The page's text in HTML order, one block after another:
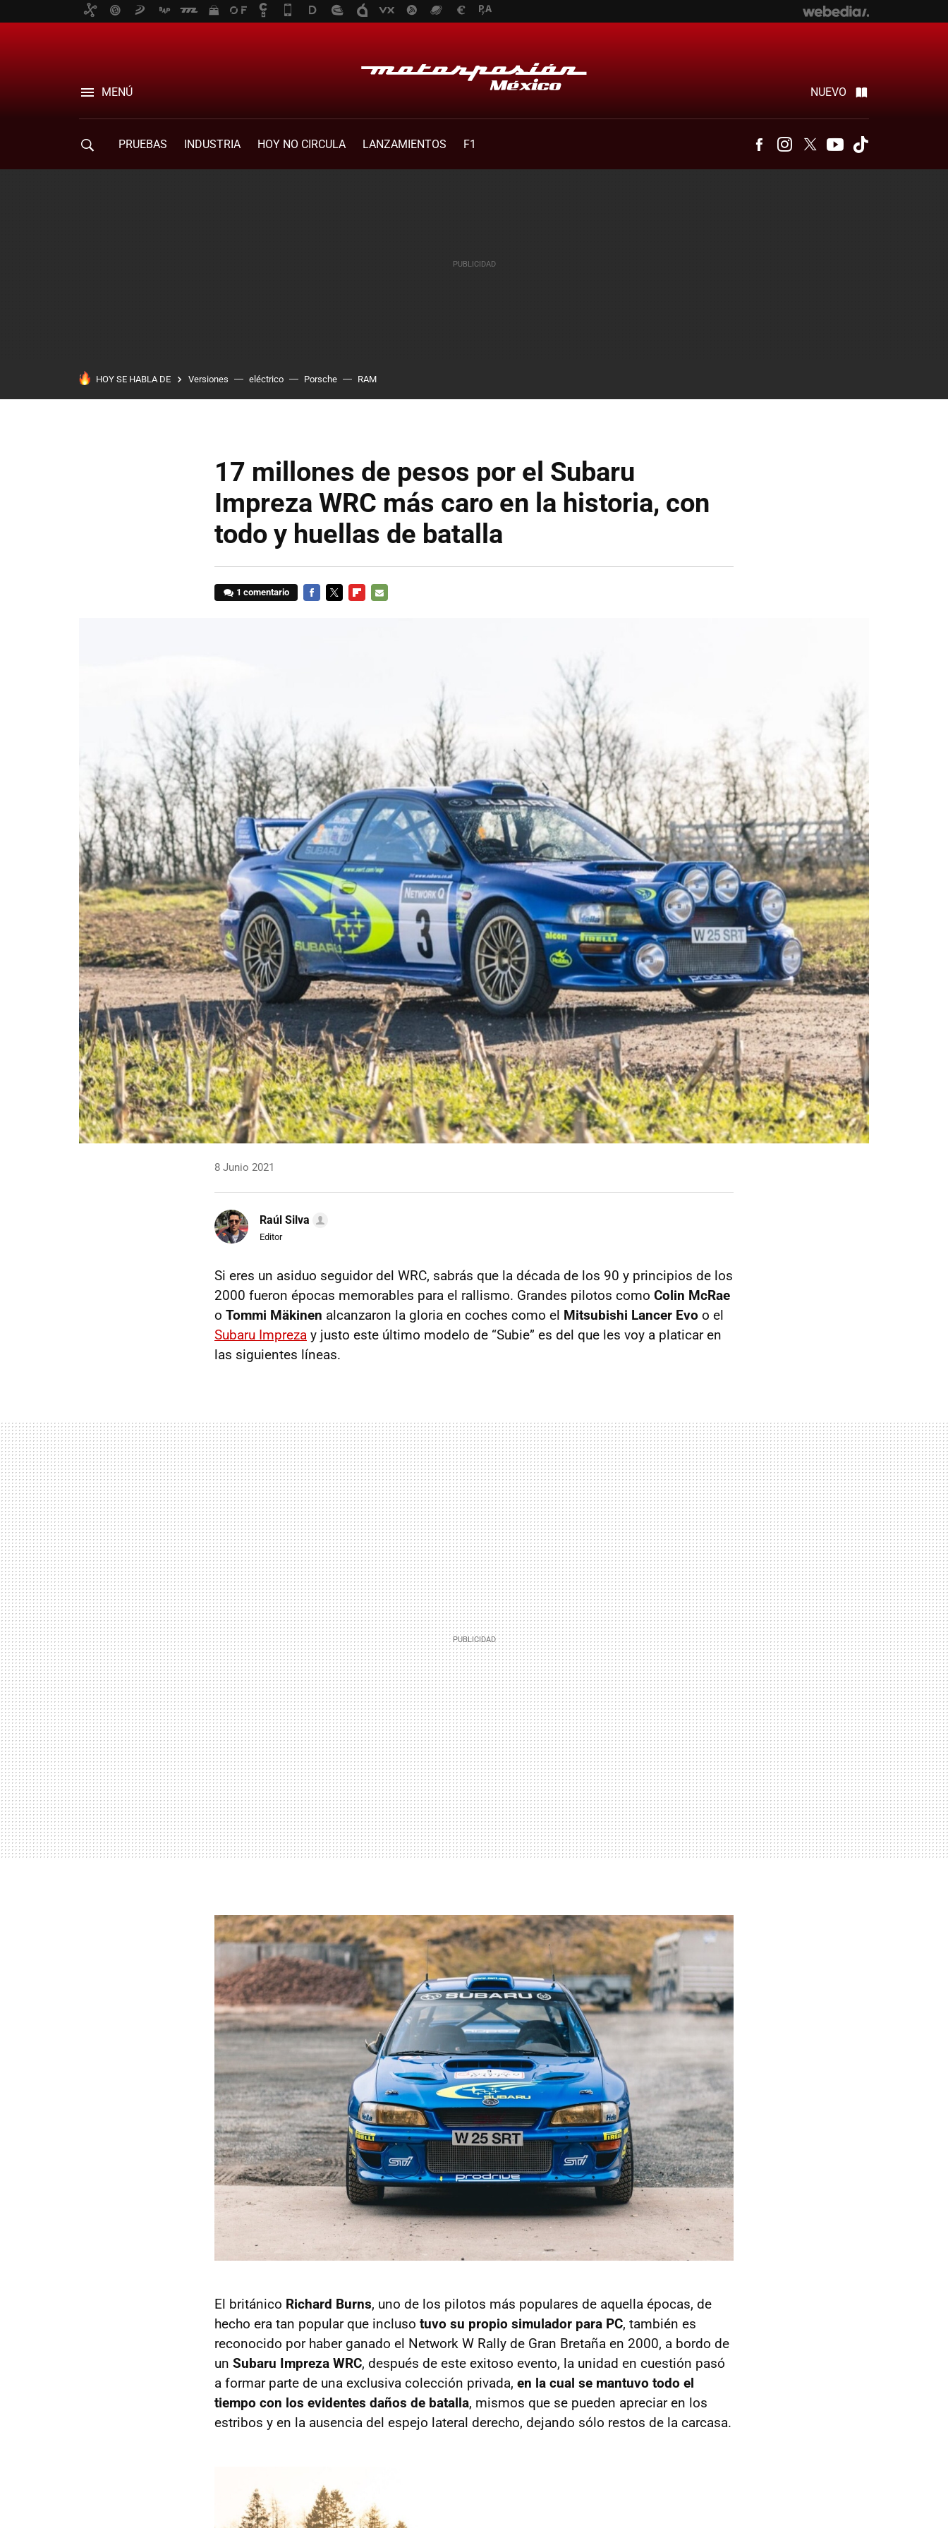
MENÚ NUEVO
PRUEBAS INDUSTRIA HOY NO CIRCULA LANZAMIENTOS F1 FacebookInstagram
Twitter Youtube
HOY SE HABLA DE Versiones eléctrico Porsche RAM
17 millones de pesos por el Subaru
Impreza WRC más caro en la historia, con
todo y huellas de batalla
1 comentario
8 Junio 2021
Raúl Silva
Editor
Si eres un asiduo seguidor del WRC, sabrás que la década de los 90 y principios de los
2000 fueron épocas memorables para el rallismo. Grandes pilotos como Colin McRae
o Tommi Mäkinen alcanzaron la gloria en coches como el Mitsubishi Lancer Evo o el
Subaru Impreza y justo este último modelo de “Subie” es del que les voy a platicar en
las siguientes líneas.
El británico Richard Burns, uno de los pilotos más populares de aquella épocas, de
hecho era tan popular que incluso tuvo su propio simulador para PC, también es
reconocido por haber ganado el Network W Rally de Gran Bretaña en 2000, a bordo de
un Subaru Impreza WRC, después de este exitoso evento, la unidad en cuestión pasó
a formar parte de una exclusiva colección privada, en la cual se mantuvo todo el
tiempo con los evidentes daños de batalla, mismos que se pueden apreciar en los
estribos y en la ausencia del espejo lateral derecho, dejando sólo restos de la carcasa.